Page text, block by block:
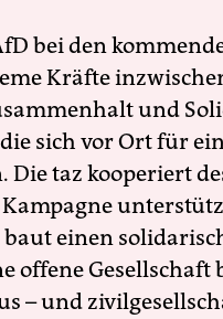
bei den
Kräfte
und
sich vor Ort für
Die taz kooperiert
einen
offene
– und